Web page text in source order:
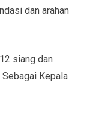
dan arahan
siang dan
Sebagai Kepala